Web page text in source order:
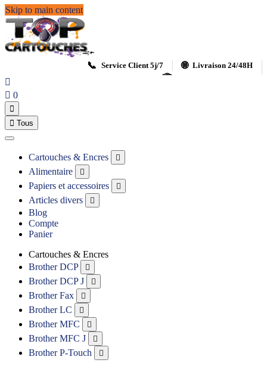
Skip to main content
📞 Service Client 5j/7 🌐 Livraison 24/48H
🏆

 0

 Tous
Cartouches & Encres 
Alimentaire 
Papiers et accessoires 
Articles divers 
Blog
Compte
Panier
Cartouches & Encres
Brother DCP

Brother DCP J 
Brother Fax 
Brother LC 
Brother MFC 
Brother MFC J 
Brother P-Touch 